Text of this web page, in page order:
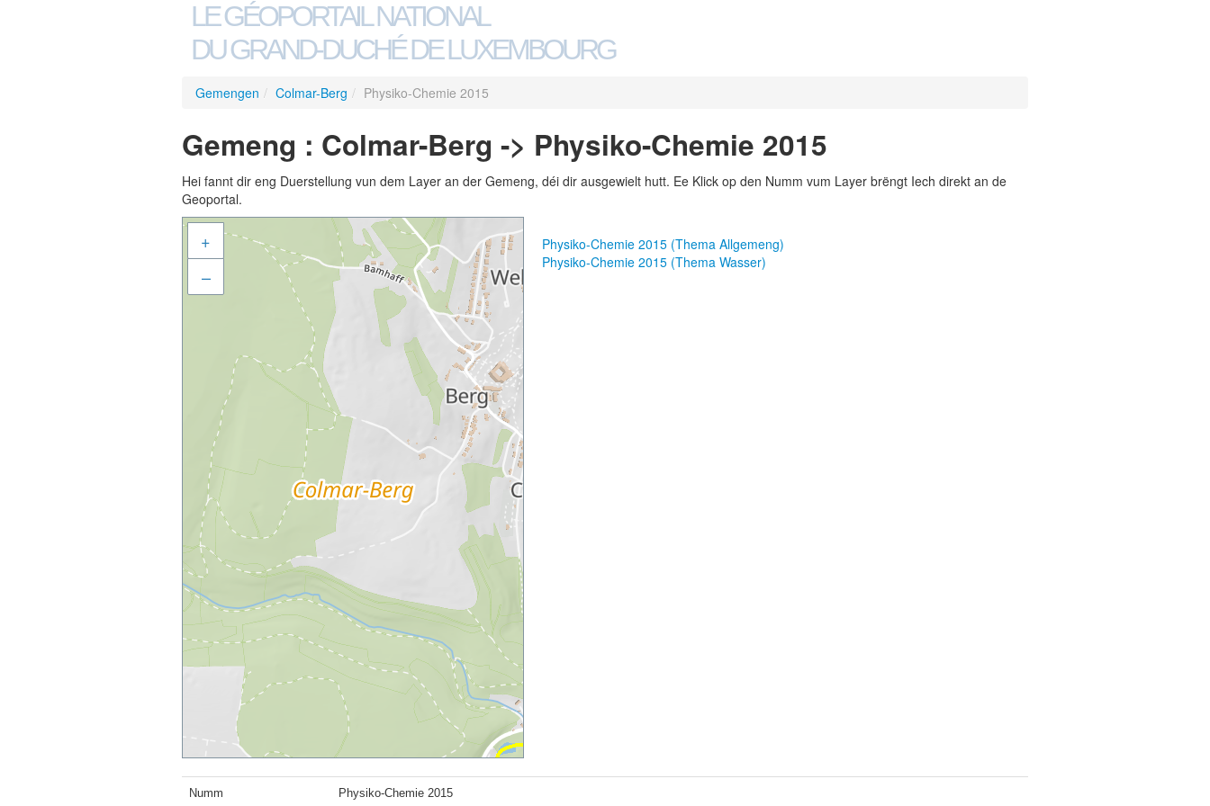
LE GÉOPORTAIL NATIONAL
DU GRAND-DUCHÉ DE LUXEMBOURG
Gemengen / Colmar-Berg / Physiko-Chemie 2015
Gemeng : Colmar-Berg -> Physiko-Chemie 2015
Hei fannt dir eng Duerstellung vun dem Layer an der Gemeng, déi dir ausgewielt hutt. Ee Klick op den Numm vum Layer brëngt Iech direkt an de
Geoportal.
+
–
Physiko-Chemie 2015 (Thema Allgemeng)
Physiko-Chemie 2015 (Thema Wasser)
Numm Physiko-Chemie 2015